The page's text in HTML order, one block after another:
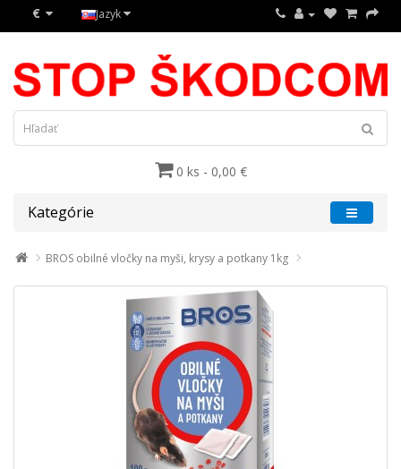
€ Jazyk
0 ks - 0,00 €
Kategórie
BROS obilné vločky na myši, krysy a potkany 1kg